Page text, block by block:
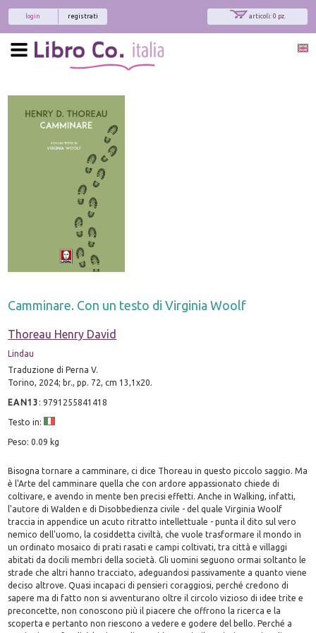
articoli: 0 pz.
registrati
login
Camminare. Con un testo di Virginia Woolf
Thoreau Henry David
Lindau
Traduzione di Perna V.
Torino, 2024; br., pp. 72, cm 13,1x20.
EAN13 :9791255841418
Testo in:
Peso: 0.09 kg
Bisogna tornare a camminare, ci dice Thoreau in questo piccolo saggio. Ma
è l'Arte del camminare quella che con ardore appassionato chiede di
coltivare, e avendo in mente ben precisi effetti. Anche in Walking, infatti,
l'autore di Walden e di Disobbedienza civile - del quale Virginia Woolf
traccia in appendice un acuto ritratto intellettuale - punta il dito sul vero
nemico dell'uomo, la cosiddetta civiltà, che vuole trasformare il mondo in
un ordinato mosaico di prati rasati e campi coltivati, tra città e villaggi
abitati da docili membri della società. Gli uomini seguono ormai soltanto le
strade che altri hanno tracciato, adeguandosi passivamente a quanto viene
deciso altrove. Quasi incapaci di pensieri coraggiosi, perché credono di
sapere ma di fatto non si avventurano oltre il circolo vizioso di idee trite e
preconcette, non conoscono più il piacere che offrono la ricerca e la
scoperta e pertanto non riescono a vedere e godere del bello. Perché a